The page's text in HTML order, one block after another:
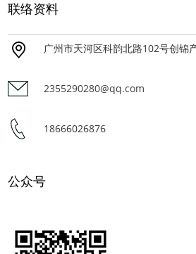
联络资料
广州市天河区科韵北路102号创锦
2355290280@qq.com
18666026876
公众号